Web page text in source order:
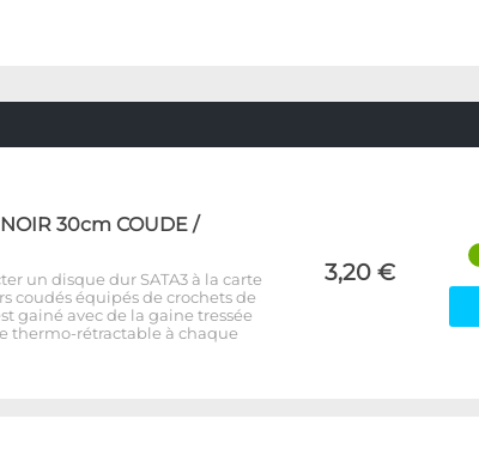
30cm COUDE /
un disque dur SATA3 à la carte
coudés équipés de crochets de
gainé avec de la gaine tressée
thermo-rétractable à chaque
3,20 €